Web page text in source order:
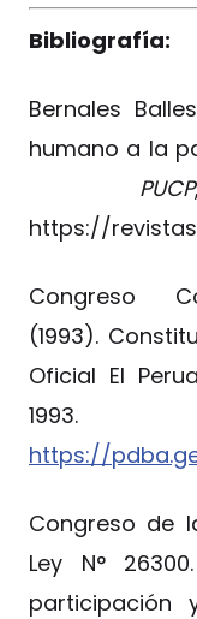
Bibliografía:
Bernales
humano a la
PUCP
https://
Congreso
(1993).
Oficial El
1993.
https://
Congreso de
Ley N°
participación